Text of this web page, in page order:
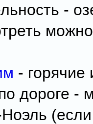
-
- горячие
дороге -